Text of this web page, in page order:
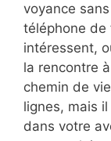
voyance
téléphone de
intéressent,
la rencontre
chemin de
lignes, mais
dans votre